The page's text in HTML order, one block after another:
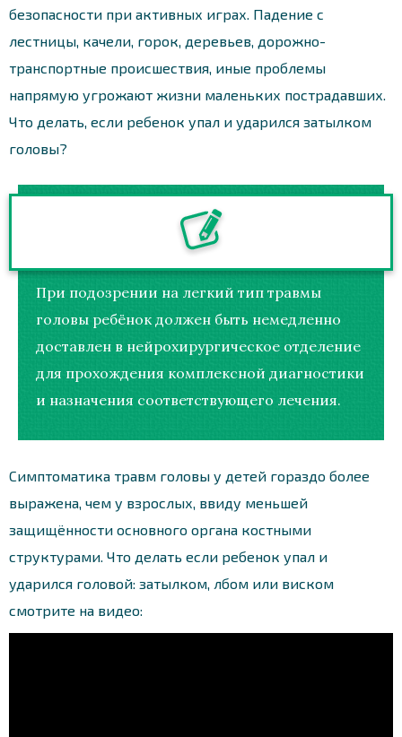
безопасности при активных играх. Падение с
лестницы, качели, горок, деревьев, дорожно-
транспортные происшествия, иные проблемы
напрямую угрожают жизни маленьких пострадавших.
Что делать, если ребенок упал и ударился затылком
головы?
При подозрении на легкий тип травмы
головы ребёнок должен быть немедленно
доставлен в нейрохирургическое отделение
для прохождения комплексной диагностики
и назначения соответствующего лечения.
Симптоматика травм головы у детей гораздо более
выражена, чем у взрослых, ввиду меньшей
защищённости основного органа костными
структурами. Что делать если ребенок упал и
ударился головой: затылком, лбом или виском
смотрите на видео: